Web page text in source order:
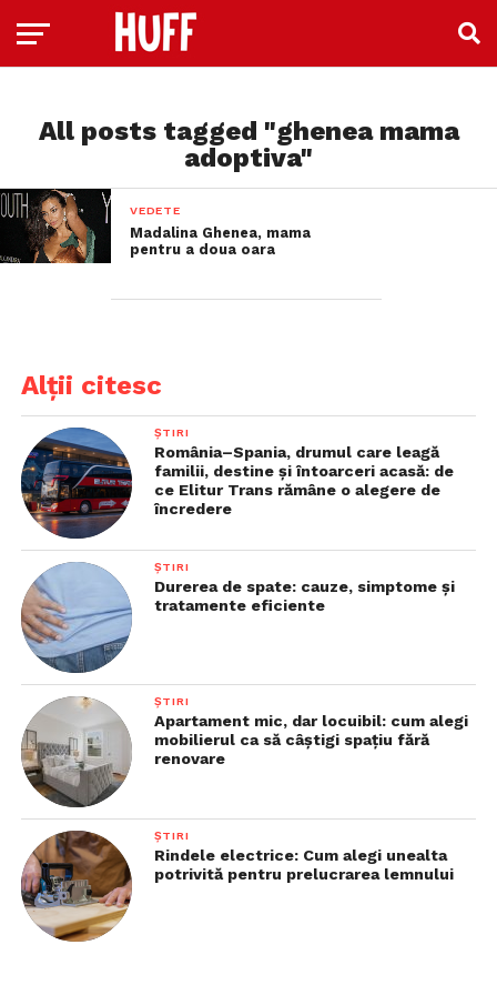
All posts tagged "ghenea mama
adoptiva"
VEDETE
Madalina Ghenea, mama
pentru a doua oara
Alții citesc
ȘTIRI
România–Spania, drumul care leagă
familii, destine și întoarceri acasă: de
ce Elitur Trans rămâne o alegere de
încredere
ȘTIRI
Durerea de spate: cauze, simptome și
tratamente eficiente
ȘTIRI
Apartament mic, dar locuibil: cum alegi
mobilierul ca să câștigi spațiu fără
renovare
ȘTIRI
Rindele electrice: Cum alegi unealta
potrivită pentru prelucrarea lemnului